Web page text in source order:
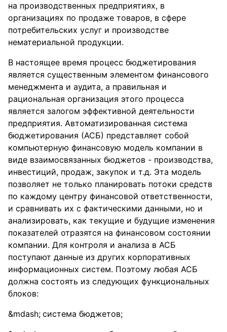
на производственных предприятиях, в
организациях по продаже товаров, в сфере
потребительских услуг и производстве
нематериальной продукции.
В настоящее время процесс бюджетирования
является существенным элементом финансового
менеджмента и аудита, а правильная и
рациональная организация этого процесса
является залогом эффективной деятельности
предприятия. Автоматизированная система
бюджетирования (АСБ) представляет собой
компьютерную финансовую модель компании в
виде взаимосвязанных бюджетов - производства,
инвестиций, продаж, закупок и т.д. Эта модель
позволяет не только планировать потоки средств
по каждому центру финансовой ответственности,
и сравнивать их с фактическими данными, но и
анализировать, как текущие и будущие изменения
показателей отразятся на финансовом состоянии
компании. Для контроля и анализа в АСБ
поступают данные из других корпоративных
информационных систем. Поэтому любая АСБ
должна состоять из следующих функциональных
блоков:
система бюджетов;